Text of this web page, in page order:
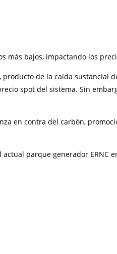
más bajos, impactando los
producto de la caída sustancial
spot del sistema. Sin
en contra del carbón,
parque generador